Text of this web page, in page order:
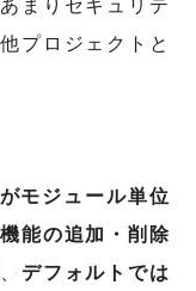
プロジェクトと
モジュール単位
能の追加・削除
デフォルトでは